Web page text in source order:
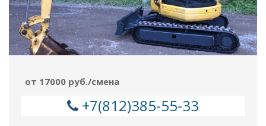
от 17000 руб./смена
+7(812)385-55-33